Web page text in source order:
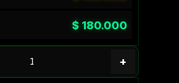
$ 180.000
+